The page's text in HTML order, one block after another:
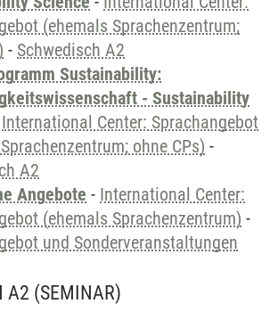
(ehemals Sprachenzentrum;
- Schwedisch A2
Sustainability:
- Sustainability
International Center: Sprachangebot
ohne CPs) -
A2
Angebote - International Center:
(ehemals Sprachenzentrum) -
und Sonderveranstaltungen
A2 (SEMINAR)